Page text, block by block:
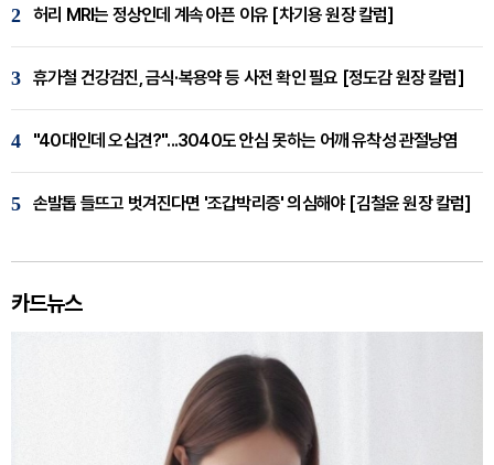
2 허리 MRI는 정상인데 계속 아픈 이유 [차기용 원장 칼럼]
3 휴가철 건강검진, 금식·복용약 등 사전 확인 필요 [정도감 원장 칼럼]
4 "40대인데 오십견?"...3040도 안심 못하는 어깨 유착성 관절낭염
5 손발톱 들뜨고 벗겨진다면 '조갑박리증' 의심해야 [김철윤 원장 칼럼]
카드뉴스